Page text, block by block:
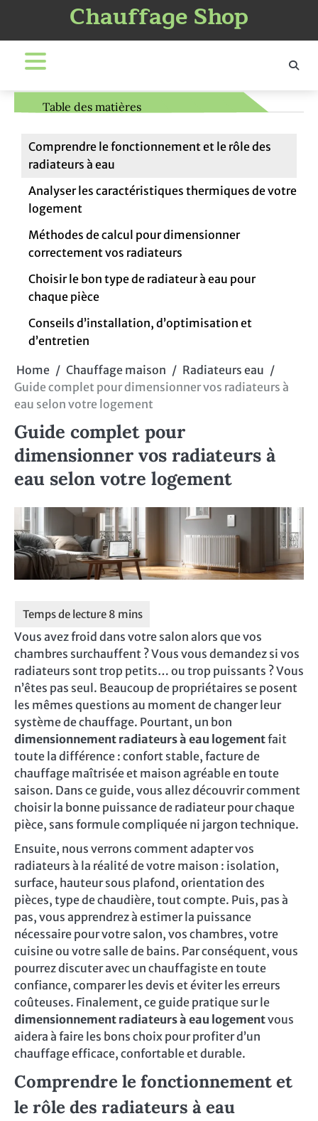
content
Chauffage Shop
Home Chauffage maison
Radiateurs eau
Guide complet pour dimensionner vos radiateurs à
eau selon votre logement
Guide complet pour
dimensionner vos radiateurs à
eau selon votre logement
Vous avez froid dans votre salon alors que vos
chambres surchauffent ? Vous vous demandez si vos
radiateurs sont trop petits… ou trop puissants ? Vous
n’êtes pas seul. Beaucoup de propriétaires se posent
les mêmes questions au moment de changer leur
système de chauffage. Pourtant, un bon
dimensionnement radiateurs à eau logementfait
toute la différence : confort stable, facture de
chauffage maîtrisée et maison agréable en toute
saison. Dans ce guide, vous allez découvrir comment
choisir la bonne puissance de radiateur pour chaque
pièce, sans formule compliquée ni jargon technique.
Ensuite, nous verrons comment adapter vos
radiateurs à la réalité de votre maison : isolation,
surface, hauteur sous plafond, orientation des
pièces, type de chaudière, tout compte. Puis, pas à
pas, vous apprendrez à estimer la puissance
nécessaire pour votre salon, vos chambres, votre
cuisine ou votre salle de bains. Par conséquent, vous
pourrez discuter avec un chauffagiste en toute
confiance, comparer les devis et éviter les erreurs
coûteuses. Finalement, ce guide pratique sur le
dimensionnement radiateurs à eau logementvous
aidera à faire les bons choix pour profiter d’un
chauffage efficace, confortable et durable.
Comprendre le fonctionnement et
le rôle des radiateurs à eau
Table des matières
Comprendre le fonctionnement et le rôle des
radiateurs à eau
Analyser les caractéristiques thermiques de votre
logement
Méthodes de calcul pour dimensionner
correctement vos radiateurs
Choisir le bon type de radiateur à eau pour
chaque pièce
Conseils d’installation, d’optimisation et
d’entretien